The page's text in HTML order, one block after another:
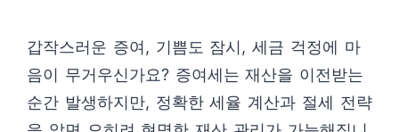
갑작스러운 증여, 기쁨도 잠시, 세금 걱정에 마
음이 무거우신가요? 증여세는 재산을 이전받는
순간 발생하지만, 정확한 세율 계산과 절세 전략